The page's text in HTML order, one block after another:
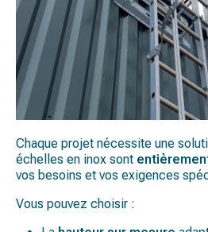
Chaque projet nécessite une
échelles en inox sont
vos besoins et vos exigences
Vous pouvez choisir :